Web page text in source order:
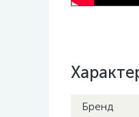
Бренд